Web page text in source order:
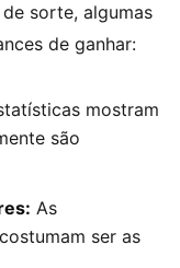
sorte, algumas
de ganhar:
mostram
são
As
ser as